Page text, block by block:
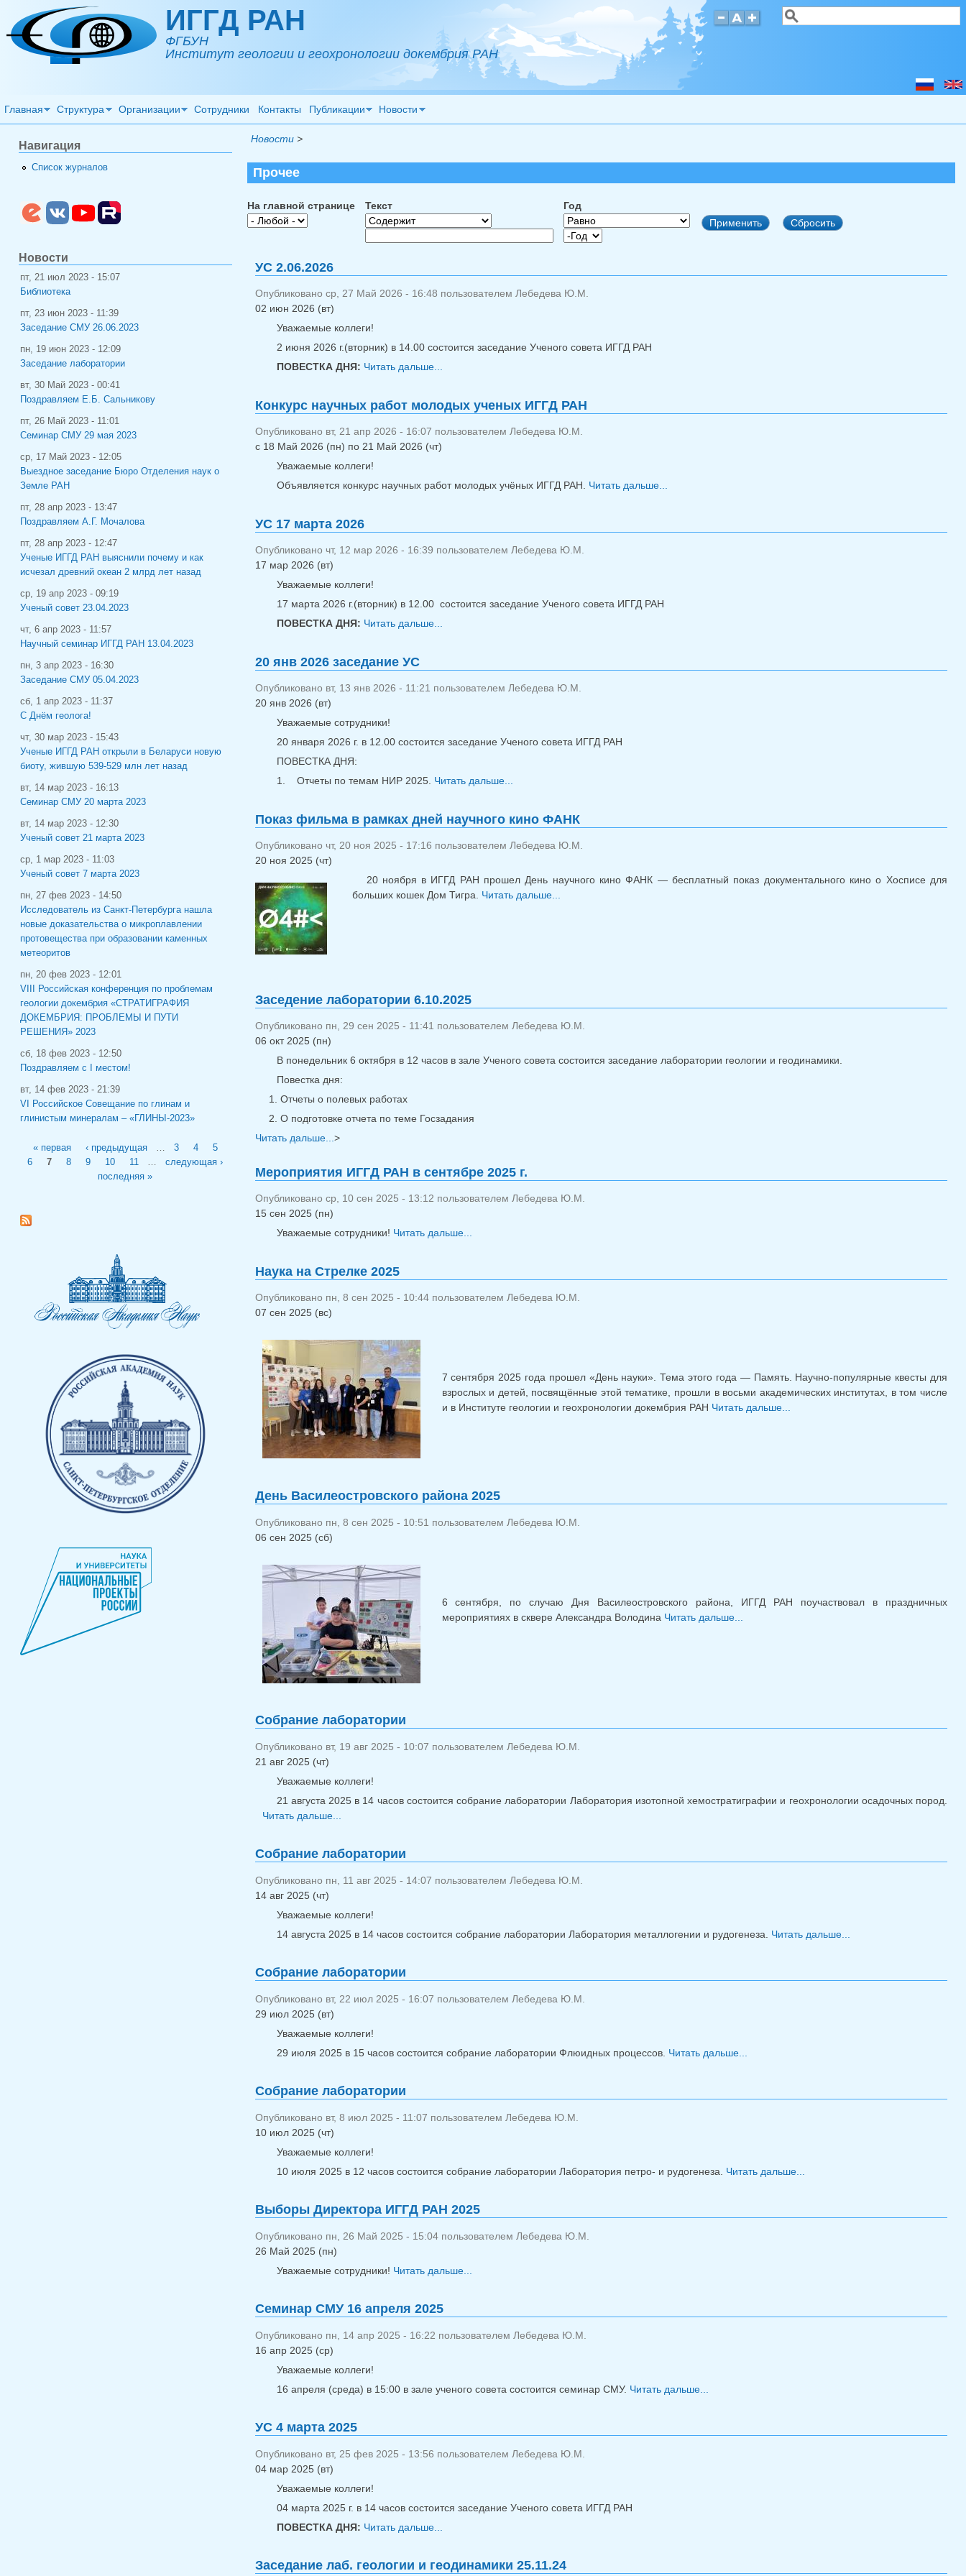
Перейти к основному содержанию ИГГД РАН
ФГБУН
Институт геологии и геохронологии докембрия РАН
Форма поиска
Поиск
Главная Структура Организации Сотрудники Контакты Публикации Новости
Новости>
Прочее
На главной странице Текст Год
Год
Год
УС 2.06.2026
Опубликовано ср, 27 Май 2026 - 16:48 пользователем Лебедева Ю.М.
02 июн 2026 (вт)
Уважаемые коллеги!
2 июня 2026 г.(вторник) в 14.00 состоится заседание Ученого совета ИГГД РАН
ПОВЕСТКА ДНЯ: Читать дальше...
Конкурс научных работ молодых ученых ИГГД РАН
Опубликовано вт, 21 апр 2026 - 16:07 пользователем Лебедева Ю.М.
с 18 Май 2026 (пн) по 21 Май 2026 (чт)
Уважаемые коллеги!
Объявляется конкурс научных работ молодых учёных ИГГД РАН. Читать дальше...
УС 17 марта 2026
Опубликовано чт, 12 мар 2026 - 16:39 пользователем Лебедева Ю.М.
17 мар 2026 (вт)
Уважаемые коллеги!
17 марта 2026 г.(вторник) в 12.00 состоится заседание Ученого совета ИГГД РАН
ПОВЕСТКА ДНЯ: Читать дальше...
20 янв 2026 заседание УС
Опубликовано вт, 13 янв 2026 - 11:21 пользователем Лебедева Ю.М.
20 янв 2026 (вт)
Уважаемые сотрудники!
20 января 2026 г. в 12.00 состоится заседание Ученого совета ИГГД РАН
ПОВЕСТКА ДНЯ:
1. Отчеты по темам НИР 2025. Читать дальше...
Показ фильма в рамках дней научного кино ФАНК
Опубликовано чт, 20 ноя 2025 - 17:16 пользователем Лебедева Ю.М.
20 ноя 2025 (чт)
20 ноября в ИГГД РАН прошел День научного кино ФАНК — бесплатный показ документального кино о Хосписе для
больших кошек Дом Тигра. Читать дальше...
Заседение лаборатории 6.10.2025
Опубликовано пн, 29 сен 2025 - 11:41 пользователем Лебедева Ю.М.
06 окт 2025 (пн)
В понедельник 6 октября в 12 часов в зале Ученого совета состоится заседание лаборатории геологии и геодинамики.
Повестка дня:
Отчеты о полевых работах
О подготовке отчета по теме Госзадания
Читать дальше...о Заседение лаборатории 6.10.2025
>
Мероприятия ИГГД РАН в сентябре 2025 г.
Опубликовано ср, 10 сен 2025 - 13:12 пользователем Лебедева Ю.М.
15 сен 2025 (пн)
Уважаемые сотрудники! Читать дальше...
Наука на Стрелке 2025
Опубликовано пн, 8 сен 2025 - 10:44 пользователем Лебедева Ю.М.
07 сен 2025 (вс)
7 сентября 2025 года прошел «День науки». Тема этого года — Память. Научно-популярные квесты для
взрослых и детей, посвящённые этой тематике, прошли в восьми академических институтах, в том числе
и в Институте геологии и геохронологии докембрия РАН Читать дальше...
День Василеостровского района 2025
Опубликовано пн, 8 сен 2025 - 10:51 пользователем Лебедева Ю.М.
06 сен 2025 (сб)
6 сентября, по случаю Дня Василеостровского района, ИГГД РАН поучаствовал в праздничных
мероприятиях в сквере Александра Володина Читать дальше...
Собрание лаборатории
Опубликовано вт, 19 авг 2025 - 10:07 пользователем Лебедева Ю.М.
21 авг 2025 (чт)
Уважаемые коллеги!
21 августа 2025 в 14 часов состоится собрание лаборатории Лаборатория изотопной хемостратиграфии и геохронологии осадочных пород.
Читать дальше...
Собрание лаборатории
Опубликовано пн, 11 авг 2025 - 14:07 пользователем Лебедева Ю.М.
14 авг 2025 (чт)
Уважаемые коллеги!
14 августа 2025 в 14 часов состоится собрание лаборатории Лаборатория металлогении и рудогенеза. Читать дальше...
Собрание лаборатории
Опубликовано вт, 22 июл 2025 - 16:07 пользователем Лебедева Ю.М.
29 июл 2025 (вт)
Уважаемые коллеги!
29 июля 2025 в 15 часов состоится собрание лаборатории Флюидных процессов. Читать дальше...
Собрание лаборатории
Опубликовано вт, 8 июл 2025 - 11:07 пользователем Лебедева Ю.М.
10 июл 2025 (чт)
Уважаемые коллеги!
10 июля 2025 в 12 часов состоится собрание лаборатории Лаборатория петро- и рудогенеза. Читать дальше...
Выборы Директора ИГГД РАН 2025
Опубликовано пн, 26 Май 2025 - 15:04 пользователем Лебедева Ю.М.
26 Май 2025 (пн)
Уважаемые сотрудники! Читать дальше...
Семинар СМУ 16 апреля 2025
Опубликовано пн, 14 апр 2025 - 16:22 пользователем Лебедева Ю.М.
16 апр 2025 (ср)
Уважаемые коллеги!
16 апреля (среда) в 15:00 в зале ученого совета состоится семинар СМУ. Читать дальше...
УС 4 марта 2025
Опубликовано вт, 25 фев 2025 - 13:56 пользователем Лебедева Ю.М.
04 мар 2025 (вт)
Уважаемые коллеги!
04 марта 2025 г. в 14 часов состоится заседание Ученого совета ИГГД РАН
ПОВЕСТКА ДНЯ: Читать дальше...
Заседание лаб. геологии и геодинамики 25.11.24
Навигация
Список журналов
Новости
пт, 21 июл 2023 - 15:07
Библиотека
пт, 23 июн 2023 - 11:39
Заседание СМУ 26.06.2023
пн, 19 июн 2023 - 12:09
Заседание лаборатории
вт, 30 Май 2023 - 00:41
Поздравляем Е.Б. Сальникову
пт, 26 Май 2023 - 11:01
Семинар СМУ 29 мая 2023
ср, 17 Май 2023 - 12:05
Выездное заседание Бюро Отделения наук о
Земле РАН
пт, 28 апр 2023 - 13:47
Поздравляем А.Г. Мочалова
пт, 28 апр 2023 - 12:47
Ученые ИГГД РАН выяснили почему и как
исчезал древний океан 2 млрд лет назад
ср, 19 апр 2023 - 09:19
Ученый совет 23.04.2023
чт, 6 апр 2023 - 11:57
Научный семинар ИГГД РАН 13.04.2023
пн, 3 апр 2023 - 16:30
Заседание СМУ 05.04.2023
сб, 1 апр 2023 - 11:37
С Днём геолога!
чт, 30 мар 2023 - 15:43
Ученые ИГГД РАН открыли в Беларуси новую
биоту, жившую 539-529 млн лет назад
вт, 14 мар 2023 - 16:13
Семинар СМУ 20 марта 2023
вт, 14 мар 2023 - 12:30
Ученый совет 21 марта 2023
ср, 1 мар 2023 - 11:03
Ученый совет 7 марта 2023
пн, 27 фев 2023 - 14:50
Исследователь из Санкт-Петербурга нашла
новые доказательства о микроплавлении
протовещества при образовании каменных
метеоритов
пн, 20 фев 2023 - 12:01
VIII Российская конференция по проблемам
геологии докембрия «СТРАТИГРАФИЯ
ДОКЕМБРИЯ: ПРОБЛЕМЫ И ПУТИ
РЕШЕНИЯ» 2023
сб, 18 фев 2023 - 12:50
Поздравляем с I местом!
вт, 14 фев 2023 - 21:39
VI Российское Совещание по глинам и
глинистым минералам – «ГЛИНЫ-2023»
« первая ‹ предыдущая 3 4
5
6
7 8 9 10 11
следующая ›
последняя »